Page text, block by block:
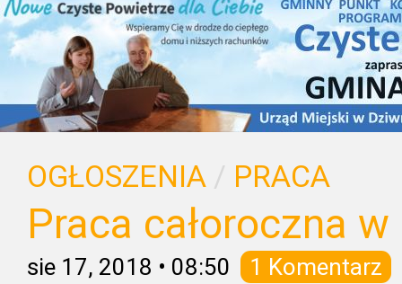
OGŁOSZENIA / PRACA
Praca całoroczna
sie 17, 2018 • 08:50 1 Komentarz